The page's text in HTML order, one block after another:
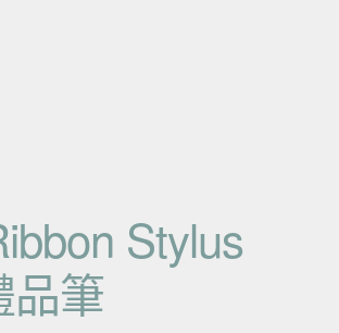
Stylus
品筆